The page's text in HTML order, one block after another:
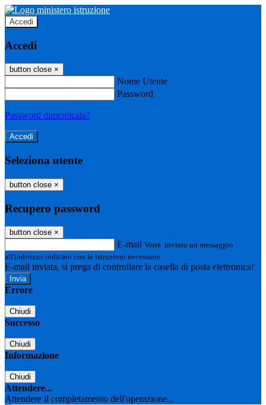
Accedi
Accedi
button close ×
Nome Utente
Password
Password dimenticata?
Seleziona utente
button close ×
Recupero password
button close ×
E-mail Verrà inviato un messaggio
all'indirizzo indicato con le istruzioni necessarie.
E-mail inviata, si prega di controllare la casella di posta elettronica!
Errore
Chiudi
Successo
Chiudi
Informazione
Chiudi
Attendere...
Attendere il completamento dell'operazione...